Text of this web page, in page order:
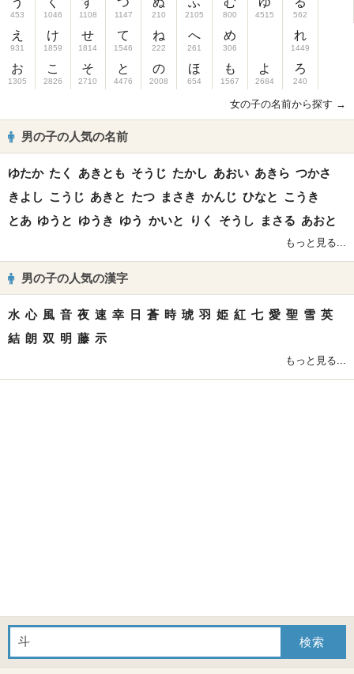
453
え
931
お
1305
1046
け
1859
こ
2826
1108
せ
1814
そ
2710
1147
て
1546
と
4476
210
ね
222
の
2008
2105
へ
261
ほ
654
800
め
306
も
1567
4515
よ
2684
562
れ
1449
ろ
240
女の子の名前から探す →
男の子の人気の名前
ゆたか たく あきとも そうじ たかし あおい あきら つかさ
きよし こうじ あきと たつ まさき かんじ ひなと こうき
とあ ゆうと ゆうき ゆう かいと りく そうし まさる あおと
もっと見る...
男の子の人気の漢字
水 心 風 音 夜 速 幸 日 蒼 時 琥 羽 姫 紅 七 愛 聖 雪 英
結 朗 双 明 藤 示
もっと見る...